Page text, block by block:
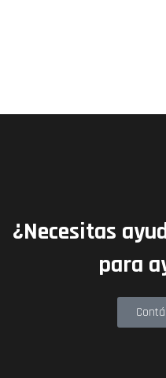
¿Necesitas
para